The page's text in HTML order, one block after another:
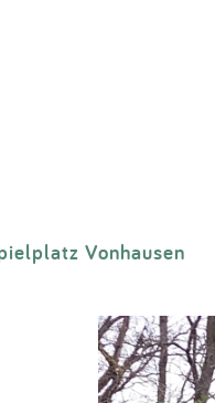
App
Blog
Partner
Vonhausen